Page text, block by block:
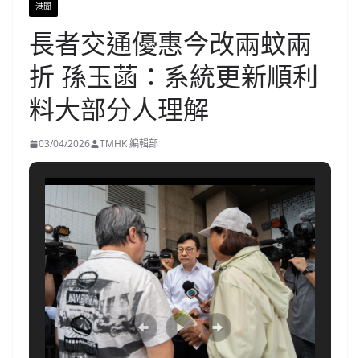
港聞
長者交通優惠今改兩蚊兩
折 孫玉菡：系統更新順利
料大部分人理解
03/04/2026 TMHK 編輯部